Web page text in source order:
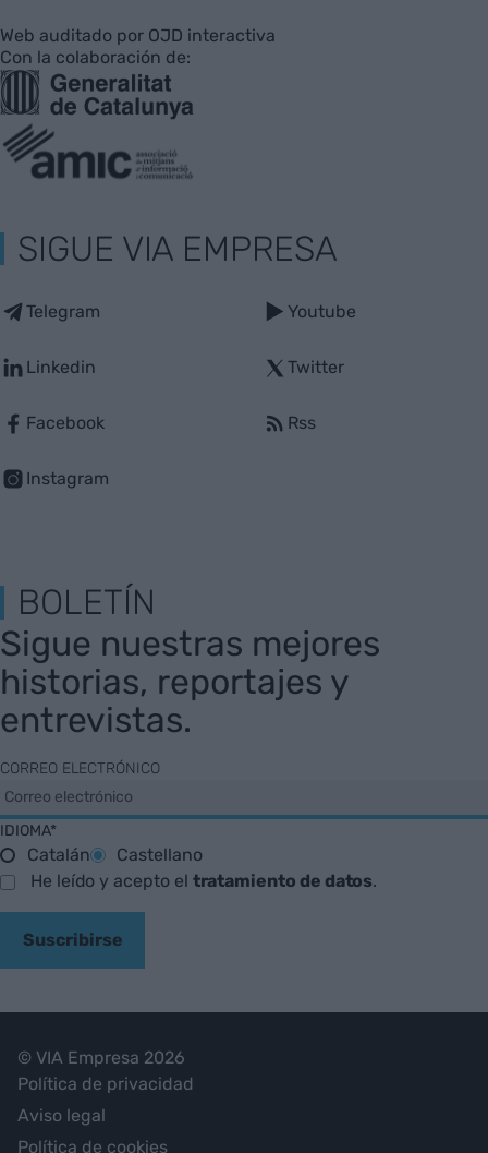
Web auditado por OJD interactiva
Con la colaboración de:
SIGUE VIA EMPRESA
Telegram
Linkedin
Facebook
Instagram
Youtube
Twitter
Rss
BOLETÍN
Sigue nuestras mejores
historias, reportajes y
entrevistas.
CORREO ELECTRÓNICO
IDIOMA*
Catalán
Castellano
He leído y acepto el tratamiento de datos.
Suscribirse
© VIA Empresa 2026
Política de privacidad
Aviso legal
Política de cookies